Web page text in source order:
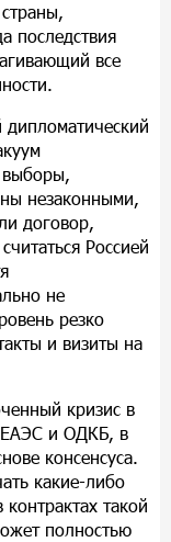
последствия
все
выборы,
незаконными,
договор,
Россией
не
резко
и визиты на
кризис в
ЕАЭС и ОДКБ, в
консенсуса.
какие-либо
такой
полностью